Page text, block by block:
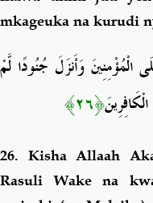
mkageuka na kurudi
الْمُؤْمِنِينَ وَأَنزَلَ جُنُودًا لَّمْ
﴿٢٦﴾
26. Kisha Allaah
Rasuli Wake na